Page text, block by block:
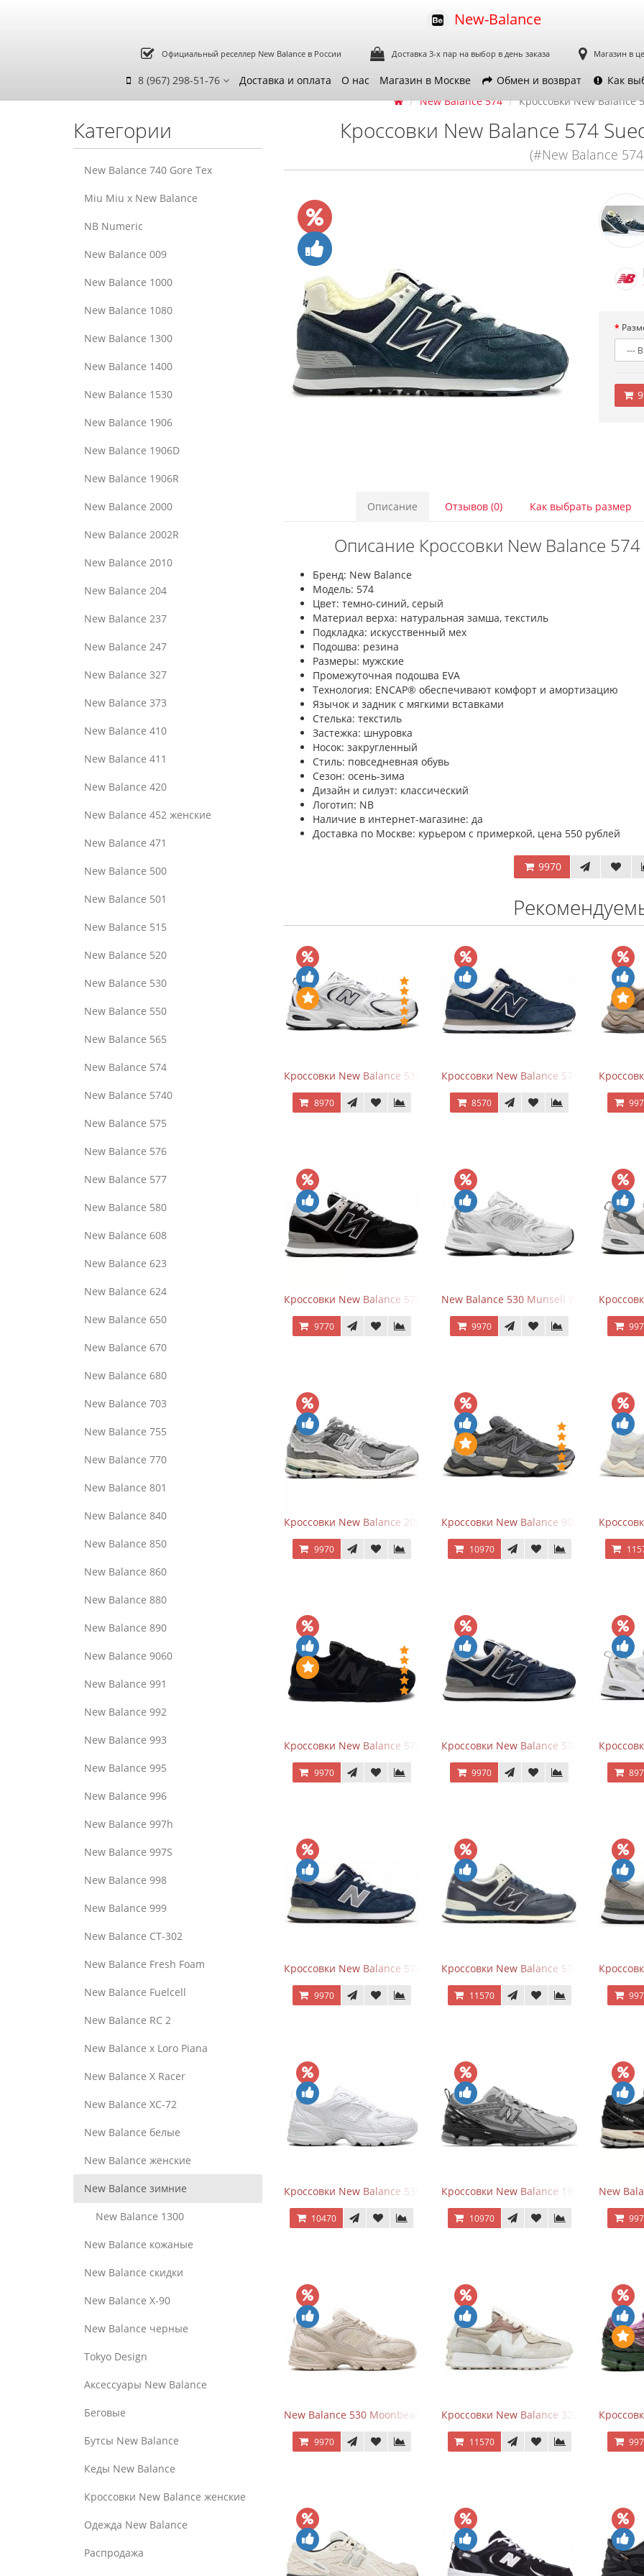
New-Balance
Официальный реселлер New Balance в России Доставка 3-х пар на выбор в день заказа Магазин в
8 (967) 298-51-76 Доставка и оплата О нас Магазин в Москве Обмен и возврат Как
Категории
New Balance 740 Gore Tex
Miu Miu x New Balance
NB Numeric
New Balance 009
New Balance 1000
New Balance 1080
New Balance 1300
New Balance 1400
New Balance 1530
New Balance 1906
New Balance 1906D
New Balance 1906R
New Balance 2000
New Balance 2002R
New Balance 2010
New Balance 204
New Balance 237
New Balance 247
New Balance 327
New Balance 373
New Balance 410
New Balance 411
New Balance 420
New Balance 452 женские
New Balance 471
New Balance 500
New Balance 501
New Balance 515
New Balance 520
New Balance 530
New Balance 550
New Balance 565
New Balance 574
New Balance 5740
New Balance 575
New Balance 576
New Balance 577
New Balance 580
New Balance 608
New Balance 623
New Balance 624
New Balance 650
New Balance 670
New Balance 680
New Balance 703
New Balance 755
New Balance 770
New Balance 801
New Balance 840
New Balance 850
New Balance 860
New Balance 880
New Balance 890
New Balance 9060
New Balance 991
New Balance 992
New Balance 993
New Balance 995
New Balance 996
New Balance 997h
New Balance 997S
New Balance 998
New Balance 999
New Balance CT-302
New Balance Fresh Foam
New Balance Fuelcell
New Balance RC 2
New Balance x Loro Piana
New Balance X Racer
New Balance XC-72
New Balance белые
New Balance женские
New Balance зимние
New Balance 1300
New Balance кожаные
New Balance скидки
New Balance Х-90
New Balance черные
Tokyo Design
Аксессуары New Balance
Беговые
Бутсы New Balance
Кеды New Balance
Кроссовки New Balance женские
Одежда New Balance
Распродажа
New Balance 574 Кроссовки New Balance
Кроссовки New Balance 574
(#New Balance
Описание Отзывов (0) Как выбрать размер
Описание Кроссовки New Balance
Бренд: New Balance
Модель: 574
Цвет: темно-синий, серый
Материал верха: натуральная замша, текстиль
Подкладка: искусственный мех
Подошва: резина
Размеры: мужские
Промежуточная подошва EVA
Технология: ENCAP® обеспечивают комфорт и амортизацию
Язычок и задник с мягкими вставками
Стелька: текстиль
Застежка: шнуровка
Носок: закругленный
Стиль: повседневная обувь
Сезон: осень-зима
Дизайн и силуэт: классический
Логотип: NB
Наличие в интернет-магазине: да
Доставка по Москве: курьером с примеркой, цена 550 рублей
9970
Кроссовки New Balance 530 White Silver Navy
8970
Кроссовки New Balance 574 Navy Blue
8570
Кроссовки New Balance 574 Evergreen Black
9770
New Balance 530 Munsell White Silver
9970
Кроссовки New Balance 2002R Protection Pack Grey
9970
Кроссовки New Balance 9060 x Joe
10970
Кроссовки New Balance 574 All Black
9970
Кроссовки New Balance 574 Navy Blue
9970
Кроссовки New Balance 574 Classic Blue Grey
9970
Кроссовки New Balance 574 Classic
11570
Кроссовки New Balance 530 Total White Silver
10470
Кроссовки New Balance 1906R Brighton
10970
New
New Balance 530 Moonbeam Sea Salt
9970
Кроссовки New Balance 327 Beige Pink
11570